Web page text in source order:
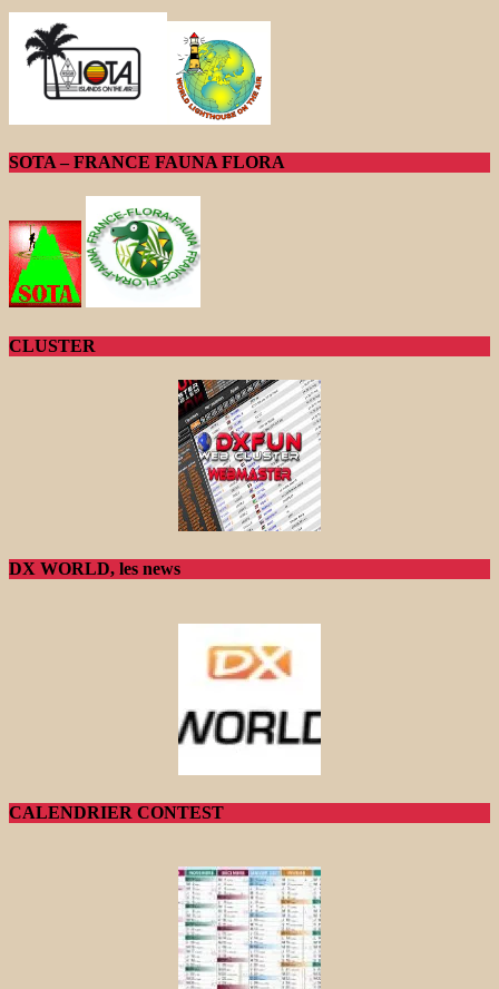
SOTA – FRANCE FAUNA FLORA
CLUSTER
DX WORLD, les news
CALENDRIER CONTEST